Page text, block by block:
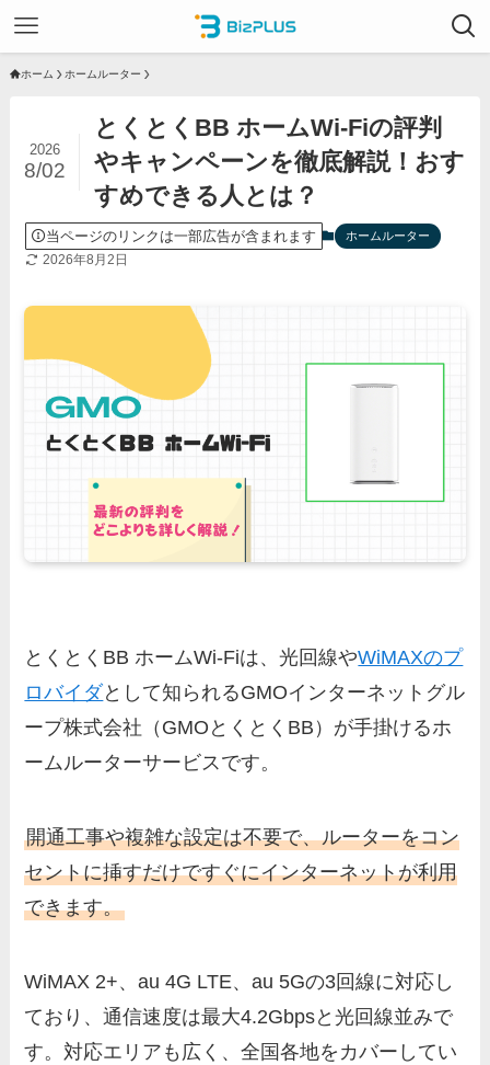
ホーム ホームルーター
とくとくBB ホームWi-Fiの評判
やキャンペーンを徹底解説！おす
すめできる人とは？
2026
8/02
当ページのリンクは一部広告が含まれます ホームルーター
2026年8月2日
とくとくBB ホームWi-Fiは、光回線やWiMAXのプ
ロバイダとして知られるGMOインターネットグル
ープ株式会社（GMOとくとくBB）が手掛けるホ
ームルーターサービスです。
開通工事や複雑な設定は不要で、ルーターをコン
セントに挿すだけですぐにインターネットが利用
できます。
WiMAX 2+、au 4G LTE、au 5Gの3回線に対応し
ており、通信速度は最大4.2Gbpsと光回線並みで
す。対応エリアも広く、全国各地をカバーしてい